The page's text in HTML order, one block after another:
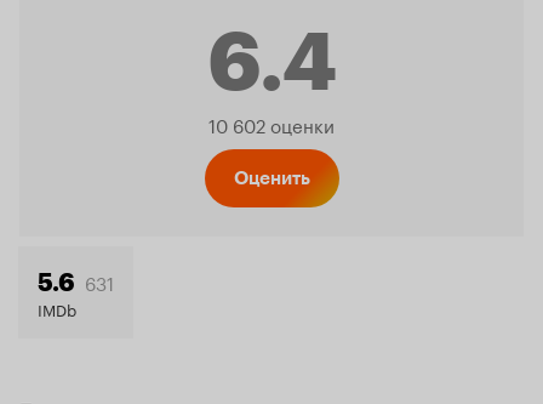
6.4
Рейтинг
10 602 оценки
Оценить
5.6 631
IMDb